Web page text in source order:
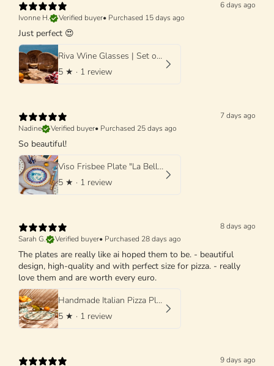
6 days ago
Ivonne H.
Verified buyer• Purchased 15 days ago
Just perfect 😍
Riva Wine Glasses | Set of 4 Handmade Wine Glasses
5 ★ · 1 review
7 days ago
Nadine
Verified buyer• Purchased 25 days ago
So beautiful!
Viso Frisbee Plate "La Bella Donna di Grottaglie" 25cm
5 ★ · 1 review
8 days ago
Sarah G.
Verified buyer• Purchased 28 days ago
The plates are really like ai hoped them to be. - beautiful
design, high-quality and with perfect size for pizza. - really
love them and are worth every euro.
Handmade Italian Pizza Plate 33 cm | Schizzato Design
5 ★ · 1 review
9 days ago